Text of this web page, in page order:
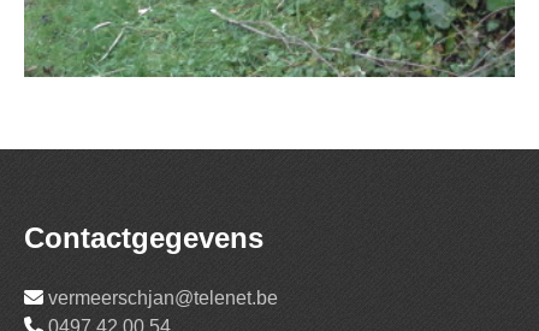
Contactgegevens
vermeerschjan@telenet.be
0497 42 00 54